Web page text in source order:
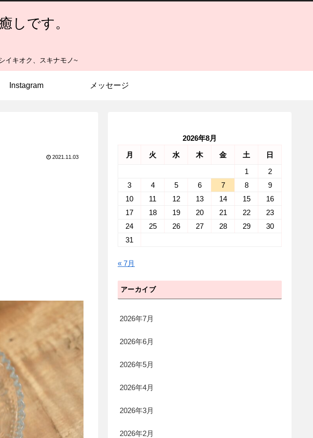
しです。
イキオク、スキナモノ~
Instagram メッセージ
2021.11.03
2026年8月
月
火 水 木 金 土
日
1
2
3
4 5 6 7 8
9
10
11 12 13 14 15
16
17
18 19 20 21 22
23
24
25 26 27 28 29
30
31
« 7月
アーカイブ
2026年7月
2026年6月
2026年5月
2026年4月
2026年3月
2026年2月